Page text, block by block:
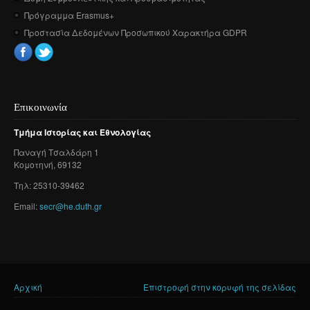
Πρόγραμμα Erasmus+
Προστασία Δεδομένων Προσωπικού Χαρακτήρα GDPR
Επικοινωνία
ΤμήμαΙστορίαςκαι Εθνολογίας
Παναγή Τσαλδάρη 1
Κομοτηνή, 69132
Τηλ: 25310-39462
Email:secr@he.duth.gr
Είστε εδώ
Αρχική Επιστροφή στην κορυφή της σελίδας